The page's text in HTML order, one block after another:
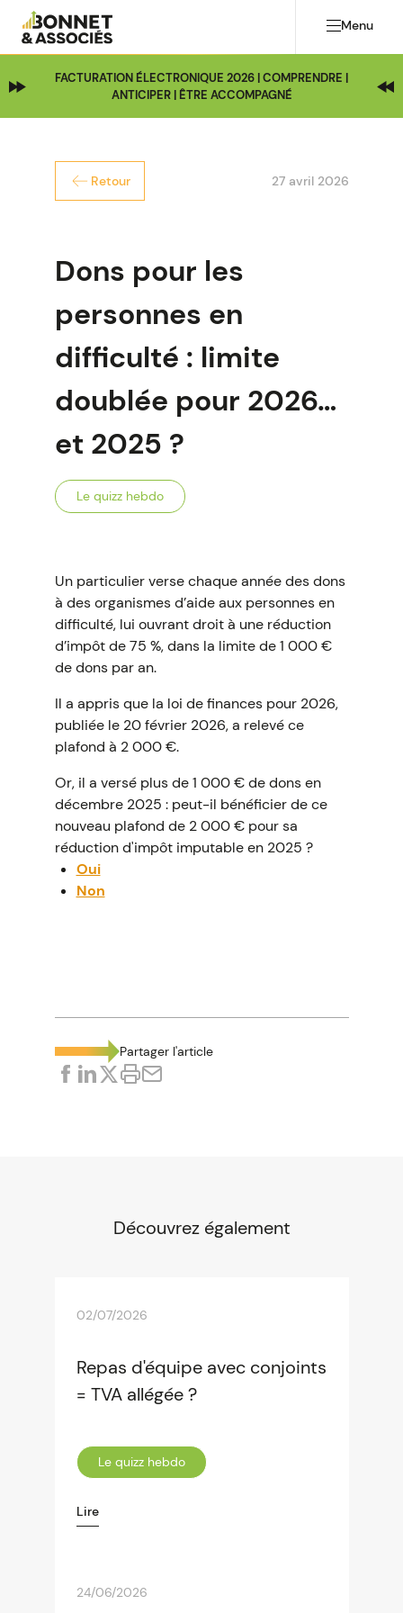
Menu
FACTURATION ÉLECTRONIQUE 2026 | COMPRENDRE |
ANTICIPER | ÊTRE ACCOMPAGNÉ
Retour 27 avril 2026
Dons pour les
personnes en
difficulté : limite
doublée pour 2026…
et 2025 ?
Le quizz hebdo
Un particulier verse chaque année des dons
à des organismes d’aide aux personnes en
difficulté, lui ouvrant droit à une réduction
d’impôt de 75 %, dans la limite de 1 000 €
de dons par an.
Il a appris que la loi de finances pour 2026,
publiée le 20 février 2026, a relevé ce
plafond à 2 000 €.
Or, il a versé plus de 1 000 € de dons en
décembre 2025 : peut-il bénéficier de ce
nouveau plafond de 2 000 € pour sa
réduction d'impôt imputable en 2025 ?
Oui
Non
plafond de 1 000 € à 2 000 € pour les dons
ouvrant droit à la réduction d’impôt de 75 %.
Cette mesure s’applique rétroactivement
aux versements effectués à compter du 14
de 2 000 € pour ses dons effectués en
Partager l'article
Découvrez également
02/07/2026
Repas d'équipe avec conjoints
= TVA allégée ?
Le quizz hebdo
Lire
24/06/2026